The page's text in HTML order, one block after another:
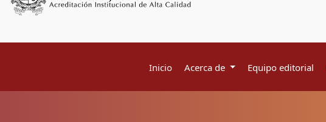
Inicio Acerca de Equipo editorial